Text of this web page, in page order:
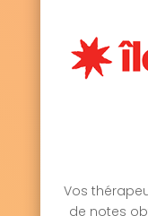
Vos
de notes